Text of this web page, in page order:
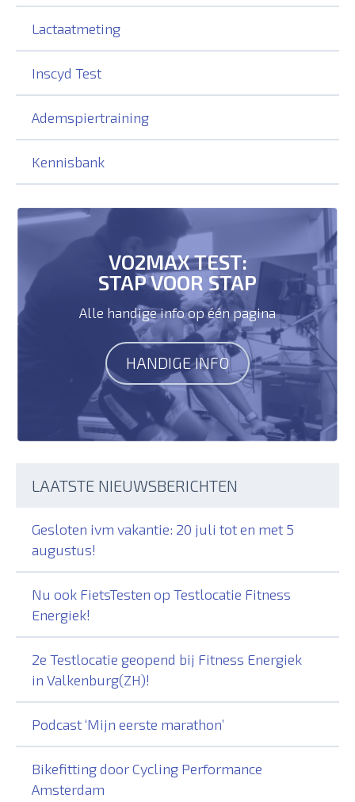
Lactaatmeting
Inscyd Test
Ademspiertraining
Kennisbank
VO2MAX TEST:
STAP VOOR STAP
Alle handige info op één pagina
HANDIGE INFO
LAATSTE NIEUWSBERICHTEN
Gesloten ivm vakantie: 20 juli tot en met 5
augustus!
Nu ook FietsTesten op Testlocatie Fitness
Energiek!
2e Testlocatie geopend bij Fitness Energiek
in Valkenburg(ZH)!
Podcast ‘Mijn eerste marathon’
Bikefitting door Cycling Performance
Amsterdam